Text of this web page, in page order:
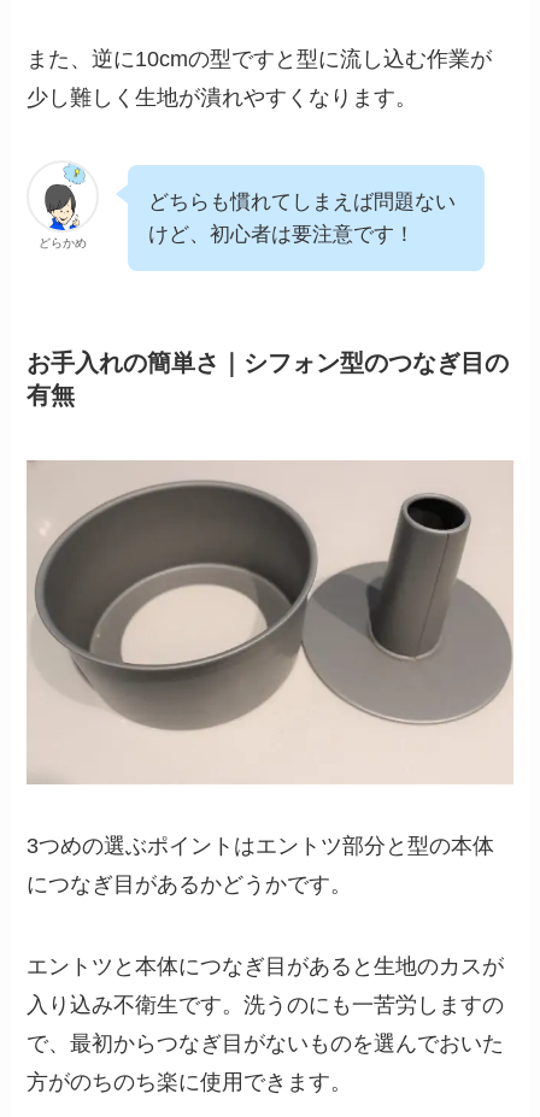
また、逆に10cmの型ですと型に流し込む作業が
少し難しく生地が潰れやすくなります。
どらかめ
どちらも慣れてしまえば問題ない
けど、初心者は要注意です！
お手入れの簡単さ｜シフォン型のつなぎ目の
有無
3つめの選ぶポイントはエントツ部分と型の本体
につなぎ目があるかどうかです。
エントツと本体につなぎ目があると生地のカスが
入り込み不衛生です。洗うのにも一苦労しますの
で、最初からつなぎ目がないものを選んでおいた
方がのちのち楽に使用できます。